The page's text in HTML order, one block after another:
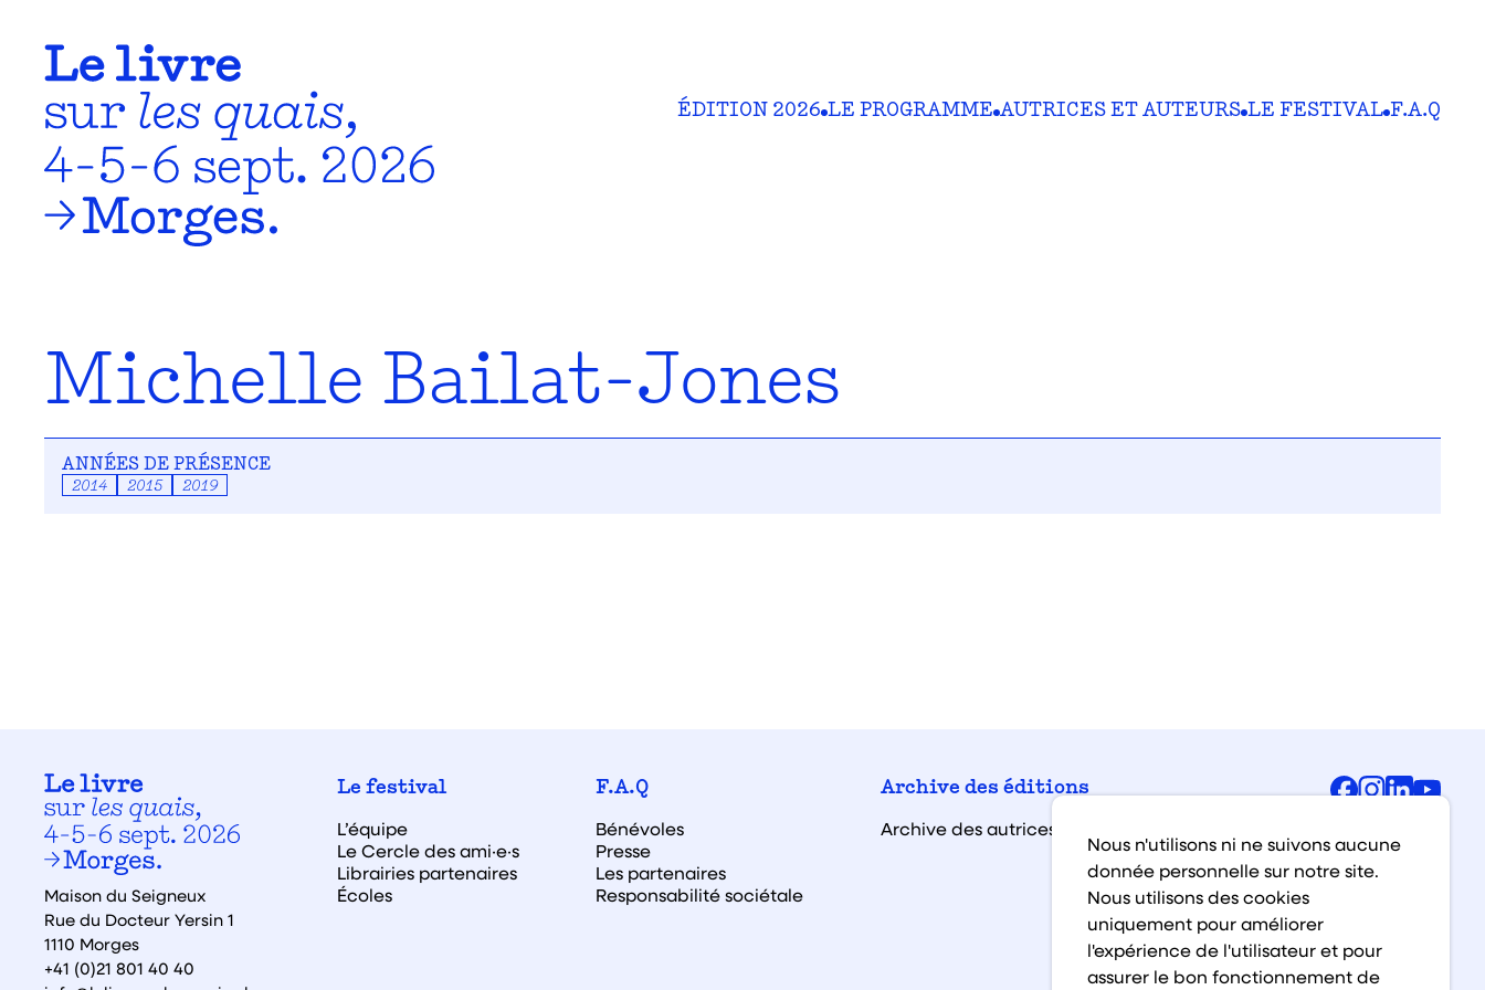
ÉDITION 2026 LE PROGRAMME AUTRICES ET AUTEURS LE FESTIVAL F.A.Q
Michelle Bailat-Jones
ANNÉES DE PRÉSENCE
2014 2015 2019
Maison du Seigneux
Rue du Docteur Yersin 1
1110 Morges
+41 (0)21 801 40 40
Le festival
L’équipe
Le Cercle des ami·e·s
Librairies partenaires
Écoles
F.A.Q
Bénévoles
Presse
Les partenaires
Responsabilité sociétale
Archive des éditions
Archive des autrices et auteurs
Facebook
Nous n'utilisons ni ne suivons aucune
donnée personnelle sur notre site.
Nous utilisons des cookies
uniquement pour améliorer
l'expérience de l'utilisateur et pour
assurer le bon fonctionnement de